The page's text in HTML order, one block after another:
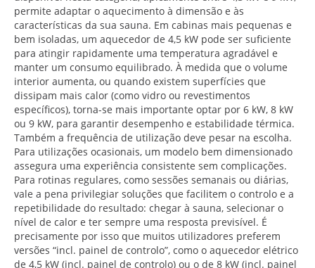
permite adaptar o aquecimento à dimensão e às
características da sua sauna. Em cabinas mais pequenas e
bem isoladas, um aquecedor de 4,5 kW pode ser suficiente
para atingir rapidamente uma temperatura agradável e
manter um consumo equilibrado. À medida que o volume
interior aumenta, ou quando existem superfícies que
dissipam mais calor (como vidro ou revestimentos
específicos), torna-se mais importante optar por 6 kW, 8 kW
ou 9 kW, para garantir desempenho e estabilidade térmica.
Também a frequência de utilização deve pesar na escolha.
Para utilizações ocasionais, um modelo bem dimensionado
assegura uma experiência consistente sem complicações.
Para rotinas regulares, como sessões semanais ou diárias,
vale a pena privilegiar soluções que facilitem o controlo e a
repetibilidade do resultado: chegar à sauna, selecionar o
nível de calor e ter sempre uma resposta previsível. É
precisamente por isso que muitos utilizadores preferem
versões “incl. painel de controlo”, como o aquecedor elétrico
de 4,5 kW (incl. painel de controlo) ou o de 8 kW (incl. painel